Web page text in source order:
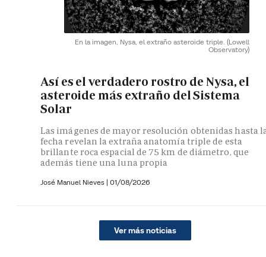
En la imagen, Nysa, el extraño asteroide triple. (Lowell
Observatory)
Así es el verdadero rostro de Nysa, el
asteroide más extraño del Sistema
Solar
Las imágenes de mayor resolución obtenidas hasta
fecha revelan la extraña anatomía triple de esta
brillante roca espacial de 75 km de diámetro, que
además tiene una luna propia
José Manuel Nieves | 01/08/2026
Ver más noticias